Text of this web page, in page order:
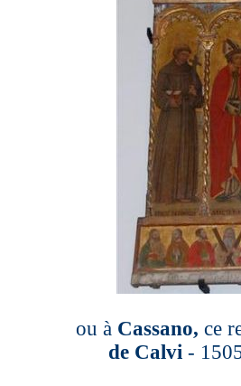
ou àCassano, ce
de Calvi -